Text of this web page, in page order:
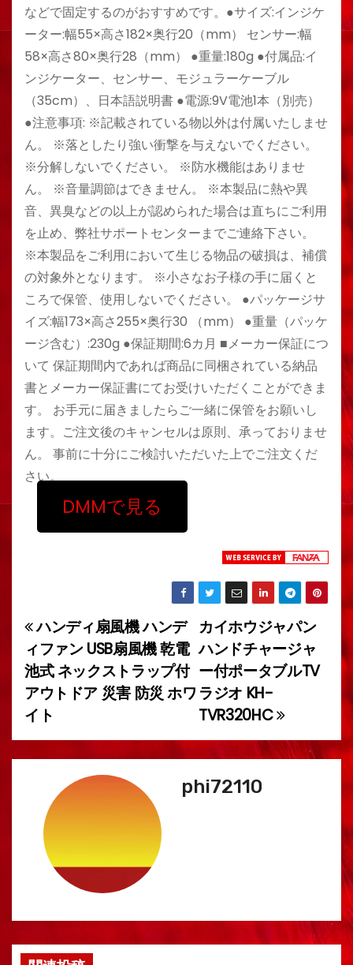
などで固定するのがおすすめです。●サイズ:インジケ
ーター:幅55×高さ182×奥行20（mm） センサー:幅
58×高さ80×奥行28（mm） ●重量:180g ●付属品:イ
ンジケーター、センサー、モジュラーケーブル
（35cm）、日本語説明書 ●電源:9V電池1本（別売）
●注意事項: ※記載されている物以外は付属いたしませ
ん。 ※落としたり強い衝撃を与えないでください。
※分解しないでください。 ※防水機能はありませ
ん。 ※音量調節はできません。 ※本製品に熱や異
音、異臭などの以上が認められた場合は直ちにご利用
を止め、弊社サポートセンターまでご連絡下さい。
※本製品をご利用において生じる物品の破損は、補償
の対象外となります。 ※小さなお子様の手に届くと
ころで保管、使用しないでください。 ●パッケージサ
イズ:幅173×高さ255×奥行30 （mm） ●重量（パッケ
ージ含む）:230g ●保証期間:6カ月 ■メーカー保証につ
いて 保証期間内であれば商品に同梱されている納品
書とメーカー保証書にてお受けいただくことができま
す。 お手元に届きましたらご一緒に保管をお願いし
ます。ご注文後のキャンセルは原則、承っておりませ
ん。 事前に十分にご検討いただいた上でご注文くだ
さい。
DMMで見る
投
稿
ナ
ビ
ゲ
シ
ョ
カイホウジャパン
ハンドチャージャ
ー付ポータブルTV
ラジオ KH-
TVR320HC
ハンディ扇風機 ハンデ
ィファン USB扇風機 乾電
池式 ネックストラップ付
アウトドア 災害 防災 ホワ
イト
phi72110